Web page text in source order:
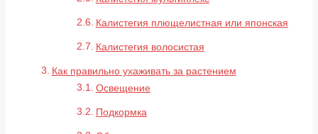
Калистегия плющелистная или японская
Калистегия волосистая
Как правильно ухаживать за растением
Освещение
Подкормка